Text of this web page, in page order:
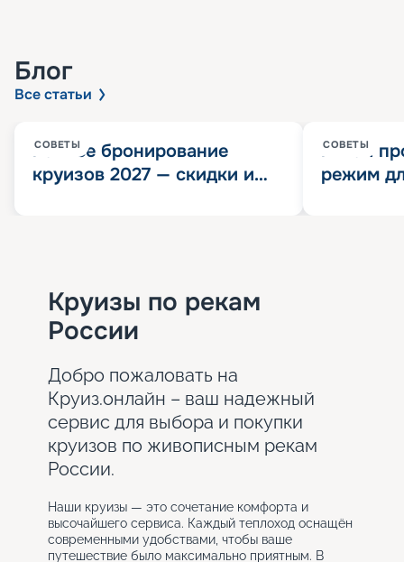
Блог
Все статьи
СОВЕТЫ
Раннее бронирование
круизов 2027 — скидки и
СОВЕТЫ
Китай
режим
Круизы по рекам
России
Добро пожаловать на
Круиз.онлайн – ваш надежный
сервис для выбора и покупки
круизов по живописным рекам
России.
Наши круизы — это сочетание комфорта и
высочайшего сервиса. Каждый теплоход оснащён
современными удобствами, чтобы ваше
путешествие было максимально приятным. В